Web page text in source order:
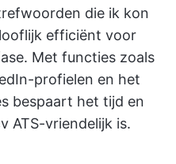
die ik kon
efficiënt voor
Met functies zoals
profielen en het
bespaart het tijd en
ATS-vriendelijk is.